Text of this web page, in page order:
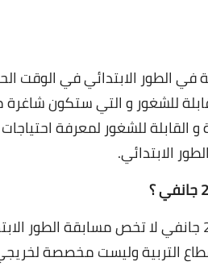
الطور الابتدائي في الوقت
للشغور و التي ستكون شاغرة
التسجيلات التي انطلقت يوم 21 جانفي لا تخص
التربية وليست مخصصة